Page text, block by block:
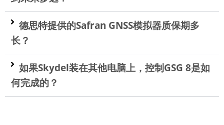
德思特提供的Safran GNSS模拟器质保期多
长？
如果Skydel装在其他电脑上，控制GSG 8是如
何完成的？